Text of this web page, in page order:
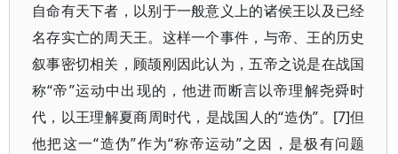
自命有天下者，以别于一般意义上的诸侯王以及已经
名存实亡的周天王。这样一个事件，与帝、王的历史
叙事密切相关，顾颉刚因此认为，五帝之说是在战国
称“帝”运动中出现的，他进而断言以帝理解尧舜时
代，以王理解夏商周时代，是战国人的“造伪”。[7]但
他把这一“造伪”作为“称帝运动”之因，是极有问题